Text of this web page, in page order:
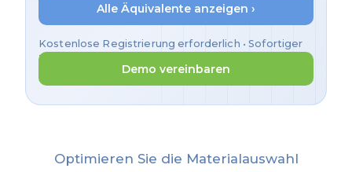
Alle Äquivalente anzeigen ›
Kostenlose Registrierung erforderlich • Sofortiger
Zugriff
Demo vereinbaren
Optimieren Sie die Materialauswahl